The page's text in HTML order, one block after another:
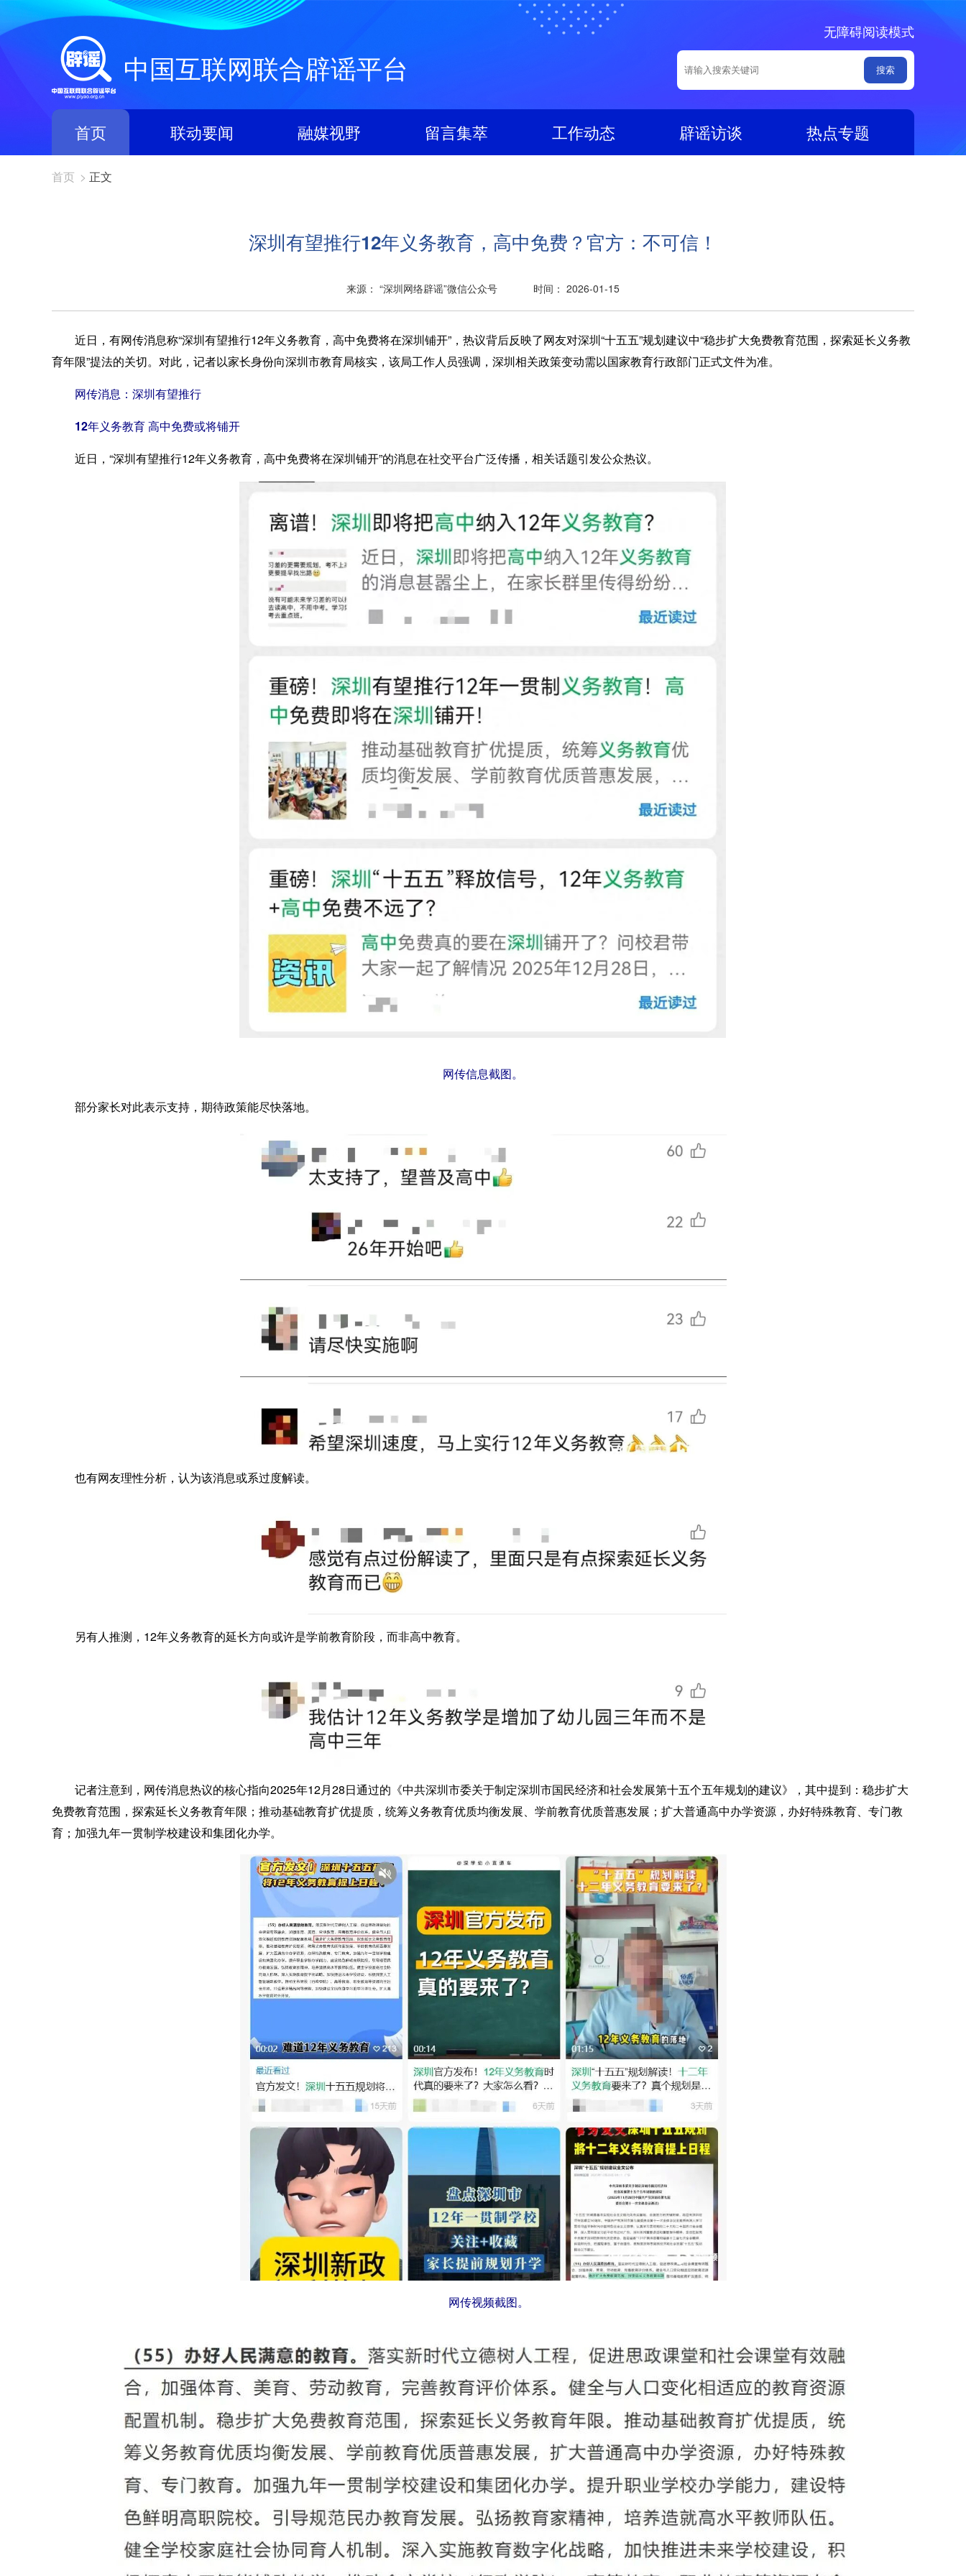
无障碍阅读模式
中国互联网联合辟谣平台
首页 联动要闻 融媒视野 留言集萃 工作动态 辟谣访谈 热点专题
首页 > 正文
深圳有望推行12年义务教育，高中免费？官方：不可信！
来源： “深圳网络辟谣”微信公众号 时间： 2026-01-15
近日，有网传消息称“深圳有望推行12年义务教育，高中免费将在深圳铺开”，热议背后反映了网友对深圳“十五五”规划建议中“稳步扩大免费教育范围，探索延长义务教
育年限”提法的关切。对此，记者以家长身份向深圳市教育局核实，该局工作人员强调，深圳相关政策变动需以国家教育行政部门正式文件为准。
网传消息：深圳有望推行
12年义务教育 高中免费或将铺开
近日，“深圳有望推行12年义务教育，高中免费将在深圳铺开”的消息在社交平台广泛传播，相关话题引发公众热议。
网传信息截图。
部分家长对此表示支持，期待政策能尽快落地。
也有网友理性分析，认为该消息或系过度解读。
另有人推测，12年义务教育的延长方向或许是学前教育阶段，而非高中教育。
记者注意到，网传消息热议的核心指向2025年12月28日通过的《中共深圳市委关于制定深圳市国民经济和社会发展第十五个五年规划的建议》，其中提到：稳步扩大
免费教育范围，探索延长义务教育年限；推动基础教育扩优提质，统筹义务教育优质均衡发展、学前教育优质普惠发展；扩大普通高中办学资源，办好特殊教育、专门教
育；加强九年一贯制学校建设和集团化办学。
网传视频截图。